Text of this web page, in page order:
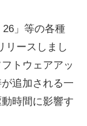
」等の各種
リースしまし
トウェアアッ
追加される一
時間に影響す